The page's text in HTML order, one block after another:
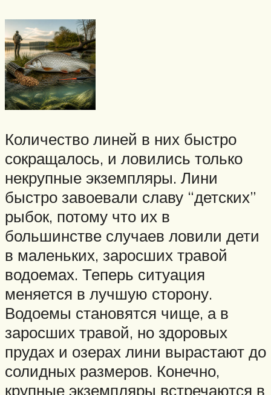
Количество линей в них быстро
сокращалось, и ловились только
некрупные экземпляры. Лини
быстро завоевали славу “детских”
рыбок, потому что их в
большинстве случаев ловили дети
в маленьких, заросших травой
водоемах. Теперь ситуация
меняется в лучшую сторону.
Водоемы становятся чище, а в
заросших травой, но здоровых
прудах и озерах лини вырастают до
солидных размеров. Конечно,
крупные экземпляры встречаются в